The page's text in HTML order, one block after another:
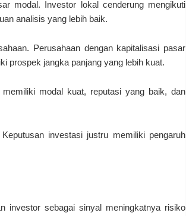
modal. Investor lokal cenderung mengikuti
analisis yang lebih baik.
Perusahaan dengan kapitalisasi pasar
prospek jangka panjang yang lebih kuat.
modal kuat, reputasi yang baik, dan
investasi justru memiliki pengaruh
investor sebagai sinyal meningkatnya risiko